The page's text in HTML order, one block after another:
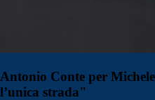
Antonio Conte per
l’unica strada"